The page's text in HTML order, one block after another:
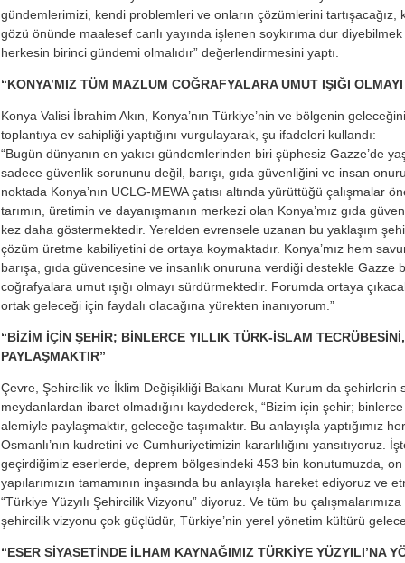
gündemlerimizi, kendi problemleri ve onların çözümlerini tartışacağız,
gözü önünde maalesef canlı yayında işlenen soykırıma dur
herkesin birinci gündemi olmalıdır” değerlendirmesini yaptı.
“KONYA’MIZ TÜM MAZLUM COĞRAFYALARA UMUT IŞIĞI
Konya Valisi İbrahim Akın, Konya’nın Türkiye’nin ve bölgenin
toplantıya ev sahipliği yaptığını vurgulayarak, şu ifadeleri kullandı:
“Bugün dünyanın en yakıcı gündemlerinden biri şüphesiz Gazze’de
sadece güvenlik sorununu değil, barışı, gıda güvenliğini ve insan
noktada Konya’nın UCLG-MEWA çatısı altında yürüttüğü çalışmalar
tarımın, üretimin ve dayanışmanın merkezi olan Konya’mız gıda
kez daha göstermektedir. Yerelden evrensele uzanan bu yaklaşım
çözüm üretme kabiliyetini de ortaya koymaktadır. Konya’mız hem
barışa, gıda güvencesine ve insanlık onuruna verdiği destekle
coğrafyalara umut ışığı olmayı sürdürmektedir. Forumda ortaya
ortak geleceği için faydalı olacağına yürekten inanıyorum.”
“BİZİM İÇİN ŞEHİR; BİNLERCE YILLIK TÜRK-İSLAM
PAYLAŞMAKTIR”
Çevre, Şehircilik ve İklim Değişikliği Bakanı Murat Kurum da
meydanlardan ibaret olmadığını kaydederek, “Bizim için şehir;
alemiyle paylaşmaktır, geleceğe taşımaktır. Bu anlayışla yaptığımız
Osmanlı’nın kudretini ve Cumhuriyetimizin kararlılığını yansıtıyoruz.
geçirdiğimiz eserlerde, deprem bölgesindeki 453 bin konutumuzda,
yapılarımızın tamamının inşasında bu anlayışla hareket ediyoruz
“Türkiye Yüzyılı Şehircilik Vizyonu” diyoruz. Ve tüm bu
şehircilik vizyonu çok güçlüdür, Türkiye’nin yerel yönetim kültürü
“ESER SİYASETİNDE İLHAM KAYNAĞIMIZ TÜRKİYE YÜZYILI’NA